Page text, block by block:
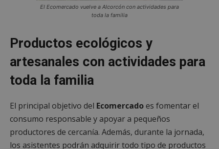
El Ecomercado vuelve a Alcorcón con actividades para
toda la familia
Productos ecológicos y
artesanales con actividades para
toda la familia
El principal objetivo del Ecomercadoes fomentar el
consumo responsable y apoyar a pequeños
productores de cercanía. Además, durante la jornada,
los asistentes podrán adquirir todo tipo de productos